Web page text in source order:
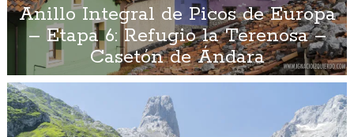
Anillo Integral de Picos de Europa
– Etapa 6: Refugio la Terenosa –
Casetón de Ándara